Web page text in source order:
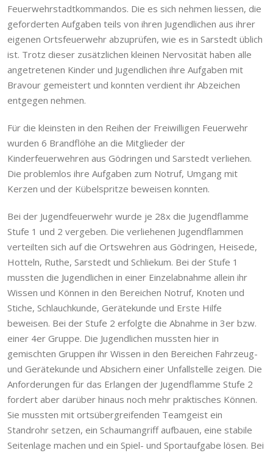
Feuerwehrstadtkommandos. Die es sich nehmen liessen, die
geforderten Aufgaben teils von ihren Jugendlichen aus ihrer
eigenen Ortsfeuerwehr abzuprüfen, wie es in Sarstedt üblich
ist. Trotz dieser zusätzlichen kleinen Nervosität haben alle
angetretenen Kinder und Jugendlichen ihre Aufgaben mit
Bravour gemeistert und konnten verdient ihr Abzeichen
entgegen nehmen.
Für die kleinsten in den Reihen der Freiwilligen Feuerwehr
wurden 6 Brandflöhe an die Mitglieder der
Kinderfeuerwehren aus Gödringen und Sarstedt verliehen.
Die problemlos ihre Aufgaben zum Notruf, Umgang mit
Kerzen und der Kübelspritze beweisen konnten.
Bei der Jugendfeuerwehr wurde je 28x die Jugendflamme
Stufe 1 und 2 vergeben. Die verliehenen Jugendflammen
verteilten sich auf die Ortswehren aus Gödringen, Heisede,
Hotteln, Ruthe, Sarstedt und Schliekum. Bei der Stufe 1
mussten die Jugendlichen in einer Einzelabnahme allein ihr
Wissen und Können in den Bereichen Notruf, Knoten und
Stiche, Schlauchkunde, Gerätekunde und Erste Hilfe
beweisen. Bei der Stufe 2 erfolgte die Abnahme in 3er bzw.
einer 4er Gruppe. Die Jugendlichen mussten hier in
gemischten Gruppen ihr Wissen in den Bereichen Fahrzeug-
und Gerätekunde und Absichern einer Unfallstelle zeigen. Die
Anforderungen für das Erlangen der Jugendflamme Stufe 2
fordert aber darüber hinaus noch mehr praktisches Können.
Sie mussten mit ortsübergreifenden Teamgeist ein
Standrohr setzen, ein Schaumangriff aufbauen, eine stabile
Seitenlage machen und ein Spiel- und Sportaufgabe lösen. Bei